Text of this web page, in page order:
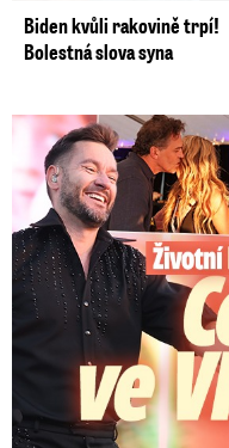
Biden kvůli rakovině trpí!
Bolestná slova syna
Koncert Ztraceného na